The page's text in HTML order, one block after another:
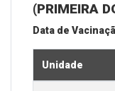
(PRIMEIRA
Data de
Unidade